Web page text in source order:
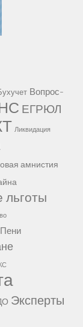
Вопрос-
ЕГРЮЛ
Ликвидация
амнистия
льготы
Пени
Эксперты